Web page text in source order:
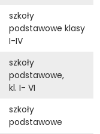
szkoły
podstawowe klasy
I-IV
szkoły
podstawowe,
kl. I- VI
szkoły
podstawowe